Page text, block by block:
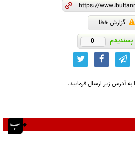
گزارش خطا
پسندیدم 0
آدرس زیر ارسال فرمایید.